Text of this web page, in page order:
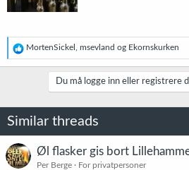
R
e
a
n
e
r
:
MortenSickel msevland og Ekornskurken
Du må logge inn eller registrere
Similar threads
Øl flasker gis bort
Per Berge
For privatpersoner